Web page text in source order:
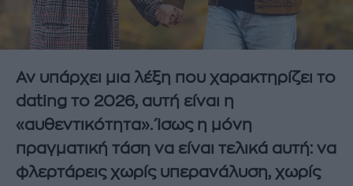
Αν υπάρχει μια λέξη που χαρακτηρίζει το
dating το 2026, αυτή είναι η
«αυθεντικότητα». Ίσως η μόνη
πραγματική τάση να είναι τελικά αυτή: να
φλερτάρεις χωρίς υπερανάλυση, χωρίς